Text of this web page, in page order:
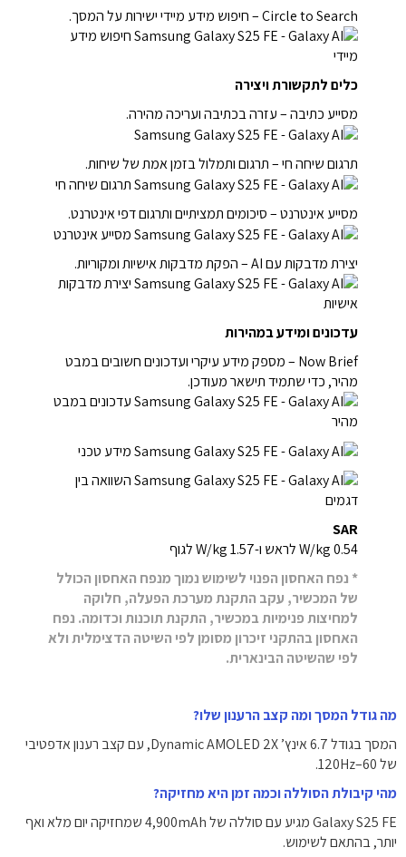
Circle to Search – חיפוש מידע מיידי ישירות על המסך.
כלים לתקשורת ויצירה
מסייע כתיבה – עזרה בכתיבה ועריכה מהירה.
תרגום שיחה חי – תרגום ותמלול בזמן אמת של שיחות.
מסייע אינטרנט – סיכומים תמציתיים ותרגום דפי אינטרנט.
יצירת מדבקות עם AI – הפקת מדבקות אישיות ומקוריות.
עדכונים ומידע במהירות
Now Brief – מספק מידע עיקרי ועדכונים חשובים במבט
מהיר, כדי שתמיד תישאר מעודכן.
SAR
0.54 W/kg לראש ו-1.57 W/kg לגוף
* נפח האחסון הפנוי לשימוש נמוך מנפח האחסון הכולל
של המכשיר, עקב התקנת מערכת הפעלה, חלוקה
למחיצות פנימיות במכשיר, התקנת תוכנות וכדומה. נפח
האחסון בהתקני זיכרון מסומן לפי השיטה הדצימלית ולא
לפי שהשיטה הבינארית.
מה גודל המסך ומה קצב הרענון שלו?
המסך בגודל 6.7 אינץ’ Dynamic AMOLED 2X, עם קצב רענון אדפטיבי
של 60–120Hz.
מהי קיבולת הסוללה וכמה זמן היא מחזיקה?
Galaxy S25 FE מגיע עם סוללה של 4,900mAh שמחזיקה יום מלא ואף
יותר, בהתאם לשימוש.